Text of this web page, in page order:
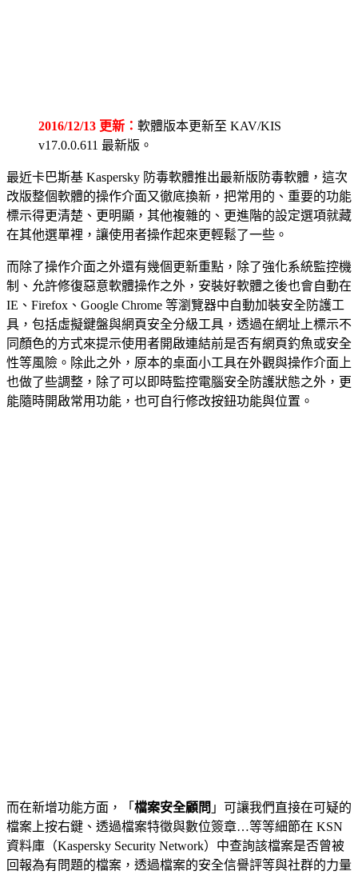
2016/12/13 更新： 軟體版本更新至 KAV/KIS
v17.0.0.611 最新版。
最近卡巴斯基 Kaspersky 防毒軟體推出最新版防毒軟體，這次
改版整個軟體的操作介面又徹底換新，把常用的、重要的功能
標示得更清楚、更明顯，其他複雜的、更進階的設定選項就藏
在其他選單裡，讓使用者操作起來更輕鬆了一些。
而除了操作介面之外還有幾個更新重點，除了強化系統監控機
制、允許修復惡意軟體操作之外，安裝好軟體之後也會自動在
IE、Firefox、Google Chrome 等瀏覽器中自動加裝安全防護工
具，包括虛擬鍵盤與網頁安全分級工具，透過在網址上標示不
同顏色的方式來提示使用者開啟連結前是否有網頁釣魚或安全
性等風險。除此之外，原本的桌面小工具在外觀與操作介面上
也做了些調整，除了可以即時監控電腦安全防護狀態之外，更
能隨時開啟常用功能，也可自行修改按鈕功能與位置。
而在新增功能方面，「 檔案安全顧問 」可讓我們直接在可疑的
檔案上按右鍵、透過檔案特徵與數位簽章…等等細節在 KSN
資料庫（Kaspersky Security Network）中查詢該檔案是否曾被
回報為有問題的檔案，透過檔案的安全信譽評等與社群的力量